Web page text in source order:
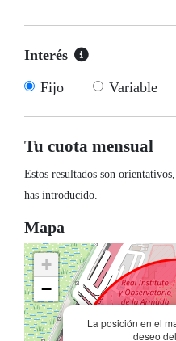
Interés
Fijo
Variable
Tu cuota mensual
Estos resultados son
has introducido.
Mapa
La posición en el
deseo
+
−